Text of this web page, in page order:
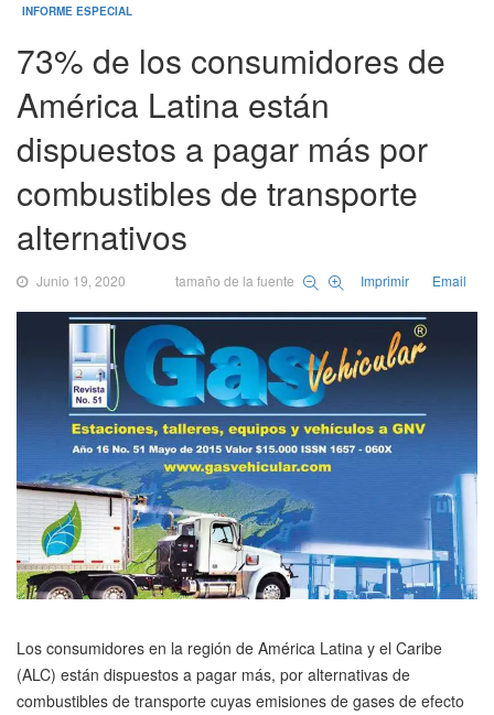
INFORME ESPECIAL
73% de los consumidores de
América Latina están
dispuestos a pagar más por
combustibles de transporte
alternativos
Junio 19, 2020 tamaño de la fuente Imprimir Email
Los consumidores en la región de América Latina y el Caribe
(ALC) están dispuestos a pagar más, por alternativas de
combustibles de transporte cuyas emisiones de gases de efecto